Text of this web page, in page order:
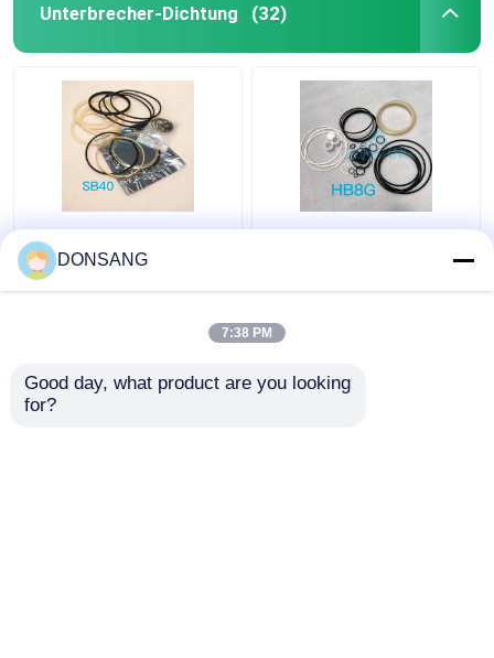
Unterbrecher-Dichtung (32)
Blaue gelbe
hydraulische Robbe Kit
Rock Breaker Seal Kit
Kolben-Dichtungs-
Ausrüstung HB8G Jack
hydraulische
DONSANG
7:38 PM
Good day, what product are you looking
for?